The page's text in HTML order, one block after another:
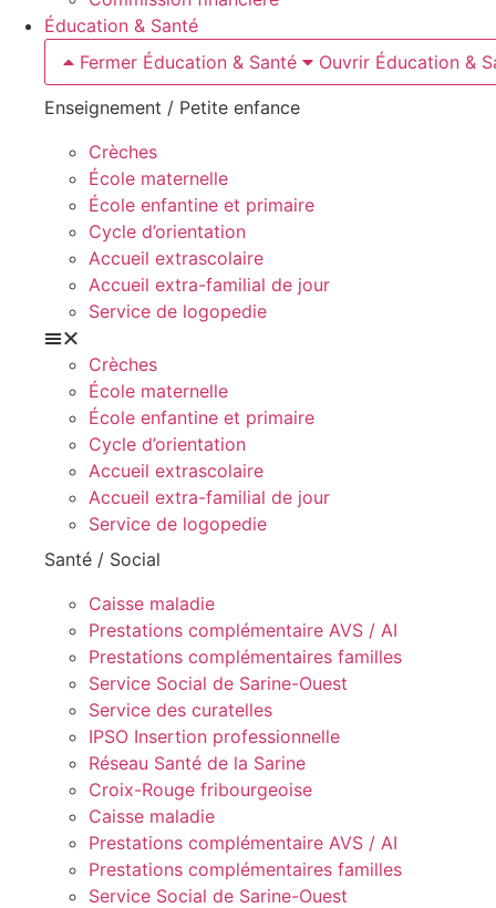
Éducation & Santé
Fermer Éducation & Santé
Ouvrir Éducation &
Enseignement / Petite enfance
Crèches
École maternelle
École enfantine et primaire
Cycle d’orientation
Accueil extrascolaire
Accueil extra-familial de jour
Service de logopedie
Crèches
École maternelle
École enfantine et primaire
Cycle d’orientation
Accueil extrascolaire
Accueil extra-familial de jour
Service de logopedie
Santé / Social
Caisse maladie
Prestations complémentaire AVS / AI
Prestations complémentaires familles
Service Social de Sarine-Ouest
Service des curatelles
IPSO Insertion professionnelle
Réseau Santé de la Sarine
Croix-Rouge fribourgeoise
Caisse maladie
Prestations complémentaire AVS / AI
Prestations complémentaires familles
Service Social de Sarine-Ouest